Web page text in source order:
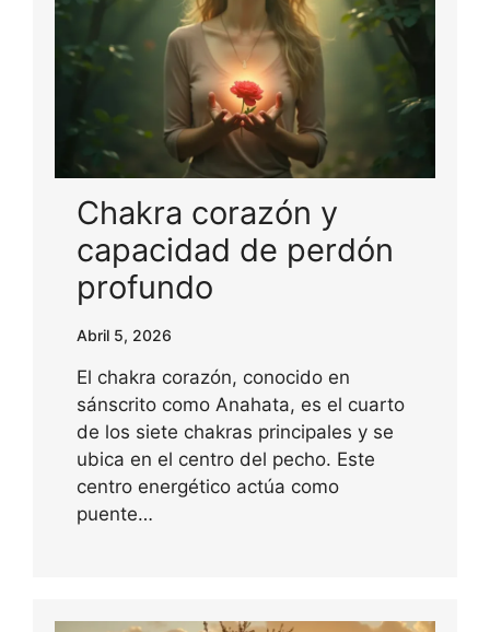
Chakra corazón y
capacidad de perdón
profundo
Abril 5, 2026
El chakra corazón, conocido en
sánscrito como Anahata, es el cuarto
de los siete chakras principales y se
ubica en el centro del pecho. Este
centro energético actúa como
puente…